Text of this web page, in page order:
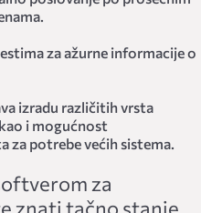
izradu različitih vrsta
i mogućnost
za potrebe većih sistema.